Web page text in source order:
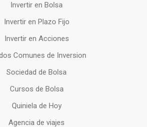
Invertir en Bolsa
Invertir en Plazo Fijo
Invertir en Acciones
Comunes de Inversion
Sociedad de Bolsa
Cursos de Bolsa
Quiniela de Hoy
Agencia de viajes